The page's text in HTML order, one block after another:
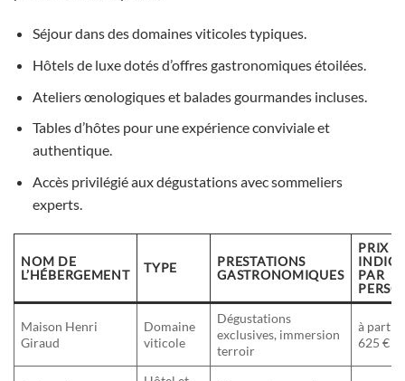
Séjour dans des domaines viticoles typiques.
Hôtels de luxe dotés d’offres gastronomiques étoilées.
Ateliers œnologiques et balades gourmandes incluses.
Tables d’hôtes pour une expérience conviviale et
authentique.
Accès privilégié aux dégustations avec sommeliers
experts.
NOM DE
L’HÉBERGEMENT
TYPE
PRESTATIONS
GASTRONOMIQUES
PRIX
PAR
Maison Henri
Giraud
Domaine
viticole
Dégustations
exclusives, immersion
terroir
à partir
625 €